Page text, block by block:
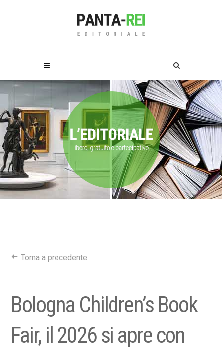
Torna a precedente
Bologna Children’s Book
Fair, il 2026 si apre con